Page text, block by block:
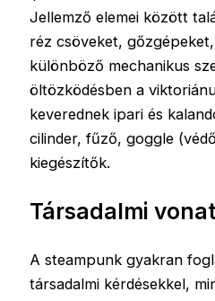
Jellemző elemei között
réz csöveket,
különböző mechanikus
öltözködésben a
keverednek ipari és
cilinder, fűző, goggle
kiegészítők.
Társadalmi
A steampunk gyakran
társadalmi kérdésekkel,